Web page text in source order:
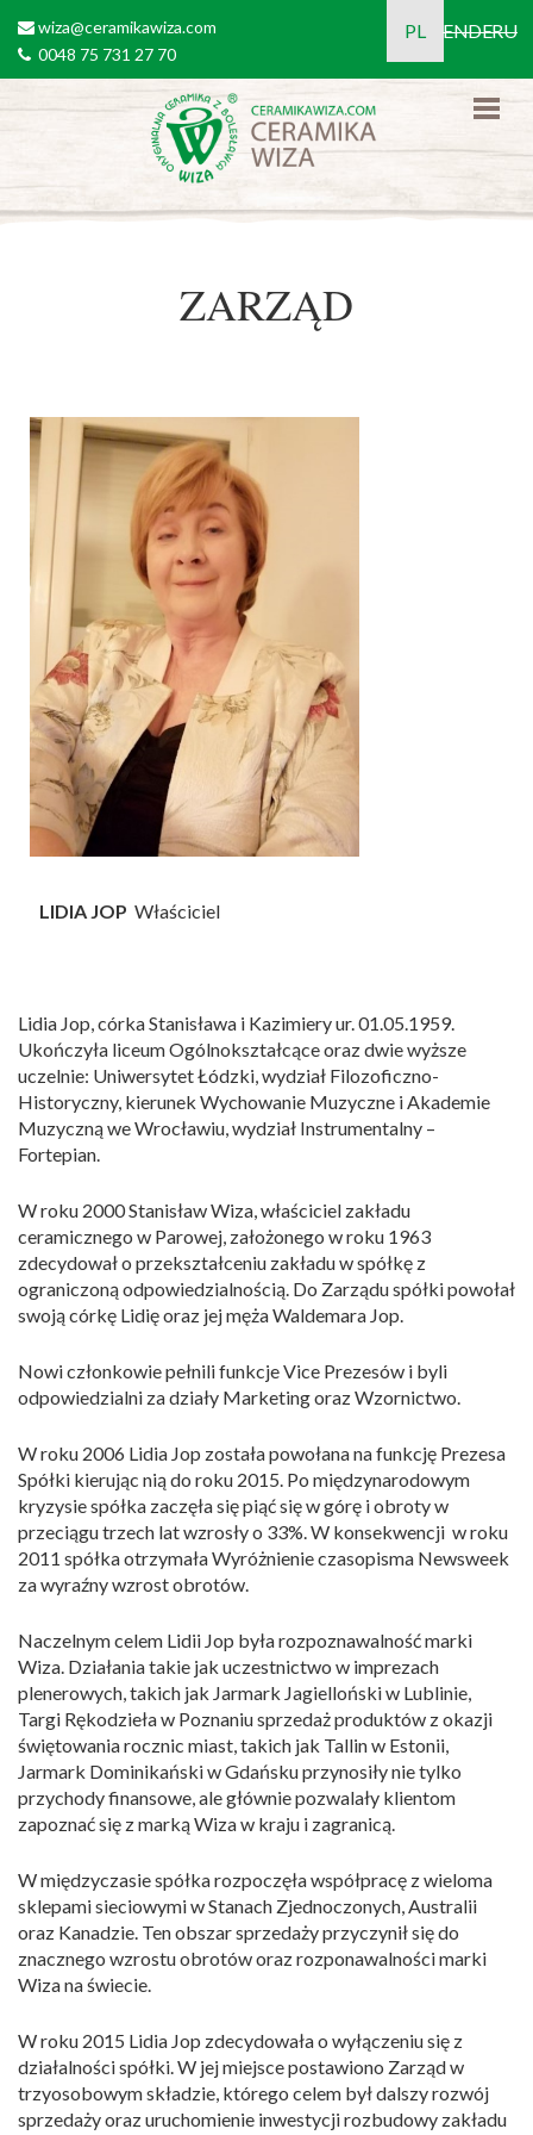
email
wiza@ceramikawiza.com
tel0048 75 731 27 70
PL ENDERU
ZARZĄD
LIDIA JOP Właściciel
Lidia Jop, córka Stanisława i Kazimiery ur. 01.05.1959.
Ukończyła liceum Ogólnokształcące oraz dwie wyższe
uczelnie: Uniwersytet Łódzki, wydział Filozoficzno-
Historyczny, kierunek Wychowanie Muzyczne i Akademie
Muzyczną we Wrocławiu, wydział Instrumentalny –
Fortepian.
W roku 2000 Stanisław Wiza, właściciel zakładu
ceramicznego w Parowej, założonego w roku 1963
zdecydował o przekształceniu zakładu w spółkę z
ograniczoną odpowiedzialnością. Do Zarządu spółki powołał
swoją córkę Lidię oraz jej męża Waldemara Jop.
Nowi członkowie pełnili funkcje Vice Prezesów i byli
odpowiedzialni za działy Marketing oraz Wzornictwo.
W roku 2006 Lidia Jop została powołana na funkcję Prezesa
Spółki kierując nią do roku 2015. Po międzynarodowym
kryzysie spółka zaczęła się piąć się w górę i obroty w
przeciągu trzech lat wzrosły o 33%. W konsekwencji w roku
2011 spółka otrzymała Wyróżnienie czasopisma Newsweek
za wyraźny wzrost obrotów.
Naczelnym celem Lidii Jop była rozpoznawalność marki
Wiza. Działania takie jak uczestnictwo w imprezach
plenerowych, takich jak Jarmark Jagielloński w Lublinie,
Targi Rękodzieła w Poznaniu sprzedaż produktów z okazji
świętowania rocznic miast, takich jak Tallin w Estonii,
Jarmark Dominikański w Gdańsku przynosiły nie tylko
przychody finansowe, ale głównie pozwalały klientom
zapoznać się z marką Wiza w kraju i zagranicą.
W międzyczasie spółka rozpoczęła współpracę z wieloma
sklepami sieciowymi w Stanach Zjednoczonych, Australii
oraz Kanadzie. Ten obszar sprzedaży przyczynił się do
znacznego wzrostu obrotów oraz rozponawalności marki
Wiza na świecie.
W roku 2015 Lidia Jop zdecydowała o wyłączeniu się z
działalności spółki. W jej miejsce postawiono Zarząd w
trzyosobowym składzie, którego celem był dalszy rozwój
sprzedaży oraz uruchomienie inwestycji rozbudowy zakładu